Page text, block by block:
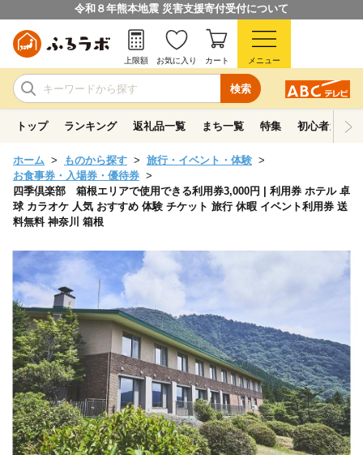
令和８年熊本地震 災害支援寄付受付について
検索
上限額 お気に入り カート メニュー
トップ ランキング 返礼品一覧 まち一覧 特集 初心者ガイド
ホーム ものから探す
旅行・イベント・体験
お食事券・入場券・優待券
四季倶楽部 箱根エリアで使用できる利用券3,000円 | 利用券 ホテル 卓
球 カラオケ 人気 おすすめ 体験 チケット 旅行 休暇 イベント利用券 送
料無料 神奈川 箱根